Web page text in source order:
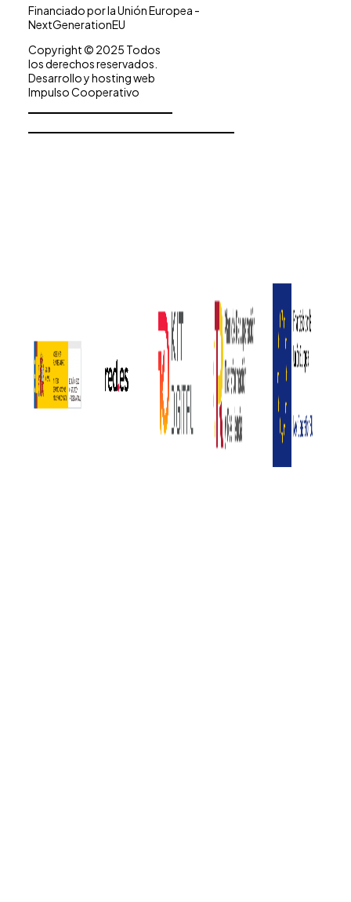
Financiado por la Unión Europea -
NextGenerationEU
Copyright © 2025 Todos
los derechos reservados.
Desarrollo y hosting web
Impulso Cooperativo